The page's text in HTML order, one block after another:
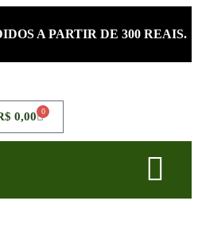
A PARTIR DE 300 REAIS.
0,00 0